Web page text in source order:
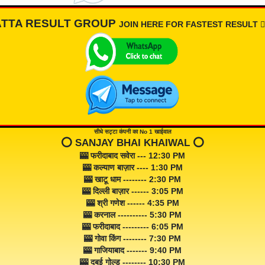
RESULT GROUP JOIN HERE FOR FASTEST RESULT
सीधे सट्टा कंपनी का No 1 खाईवाल
⭕️ SANJAY BHAI KHAIWAL ⭕️
🎰 फरीदाबाद सवेरा --- 12:30 PM
🎰 कल्याण बाज़ार ---- 1:30 PM
🎰 खाटू धाम -------- 2:30 PM
🎰 दिल्ली बाज़ार ------ 3:05 PM
🎰 श्री गणेश ------ 4:35 PM
🎰 करनाल ---------- 5:30 PM
🎰 फरीदाबाद --------- 6:05 PM
🎰 गोवा किंग -------- 7:30 PM
🎰 गाजियाबाद ------- 9:40 PM
🎰 दुबई गोल्ड -------- 10:30 PM